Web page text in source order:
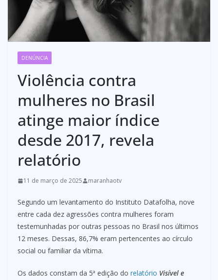
DENÚNCIA
Violência contra
mulheres no Brasil
atinge maior índice
desde 2017, revela
relatório
11 de março de 2025 maranhaotv
Segundo um levantamento do Instituto Datafolha, nove
entre cada dez agressões contra mulheres foram
testemunhadas por outras pessoas no Brasil nos últimos
12 meses. Dessas, 86,7% eram pertencentes ao círculo
social ou familiar da vítima.
Os dados constam da 5ª edição do relatório Visível e